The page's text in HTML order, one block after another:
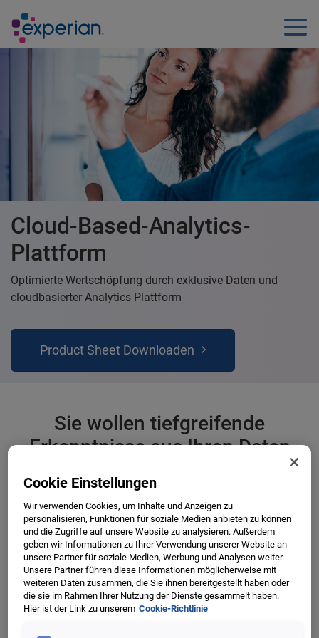
Cloud-Based-Analytics-
Plattform
Optimierte Wertschöpfung durch exklusive Daten und
cloudbasierter Analytics Plattform
Product Sheet Downloaden
Sie wollen tiefgreifende
Erkenntnisse aus Ihren Daten
Entscheidungen für Ihr Business
ableiten? Wir von Experian helfen
Ihnen dabei.
Experian Ascend Analytics on Demand ist unsere moderne
cloudbasierte und skalierbare Analytics Plattform, welche
in einem sicheren gehosteten Ökosystem bereit gestellt
Cookie Einstellungen
Wir verwenden Cookies, um Inhalte und Anzeigen zu
personalisieren, Funktionen für soziale Medien anbieten zu können
und die Zugriffe auf unsere Website zu analysieren. Außerdem
geben wir Informationen zu Ihrer Verwendung unserer Website an
unsere Partner für soziale Medien, Werbung und Analysen weiter.
Unsere Partner führen diese Informationen möglicherweise mit
weiteren Daten zusammen, die Sie ihnen bereitgestellt haben oder
die sie im Rahmen Ihrer Nutzung der Dienste gesammelt haben.
Hier ist der Link zu unserem Cookie-Richtlinie